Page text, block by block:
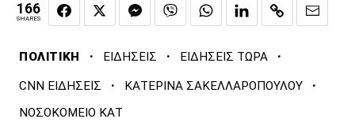
166
SHARES
ΠΟΛΙΤΙΚΗ · ΕΙΔΗΣΕΙΣ · ΕΙΔΗΣΕΙΣ ΤΩΡΑ ·
CNN ΕΙΔΗΣΕΙΣ · ΚΑΤΕΡΙΝΑ ΣΑΚΕΛΛΑΡΟΠΟΥΛΟΥ ·
ΝΟΣΟΚΟΜΕΙΟ ΚΑΤ